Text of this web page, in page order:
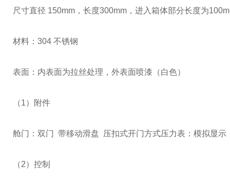
尺寸直径 150mm，长度300mm，进入箱体部分长度为
材料： 304 不锈钢
表面：内表面为拉丝处理，外表面喷漆（白色）
（1）附件
舱门：双门 带移动滑盘 压扣式开门方式压力表：模拟显示
（2）控制